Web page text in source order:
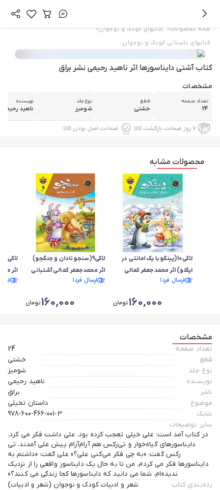
همه محصولات/ کتابهای کودک و نوجوان/
کتابهای داستانی کودک و نوجوان
کتاب آشتی دایناسورها اثر ناهید رحیمی نشر براق
مشخصات
تعداد صفحه
24
قطع
خشتی
نوع جلد
شومیز
نویسنده
ناهید رحیمی
۷ روز ضمانت بازگشت کالا ضمانت اصل بودن کالا
محصولات مشابه
لاکی10(پینگو با یک امانتی در
ایگلو) اثر محمدجعفر کمالی
آشتیانی
ارسال فردا
160,000تومان
لاکی9(سنجو نادان و جنگجو)
اثر محمدجعفر کمالی آشتیانی
ارسال فردا
160,000تومان
اثر
مشخصات
تعداد صفحه
24
قطع
خشتی
نوع جلد
شومیز
نویسنده
ناهید رحیمی
ناشر
براق
موضوع
داستان تخیلی
شابک
978-600-466-001-3
سایر توضیحات
در کتاب آمد است: علی خیلی تعجب کرده بود. علی داشت فکر می کرد.
دایناسورهای گیاه‌خوار و تی‌رکس هم آرام‌آرام پیش علی آمدند. تی
رکس گفت: «به چی فکر می‌کنی علی؟» علی گفت: «داشتم به
دایناسورها فکر می کردم. من تا به حال یک دایناسور واقعی را از نزدیک
ندیده‌ام. شما می دانید که دایناسورها کجا زندگی می کنند؟»
رده‌بندی کتاب
شعر و ادبیات کودک و نوجوان (شعر و ادبیات)